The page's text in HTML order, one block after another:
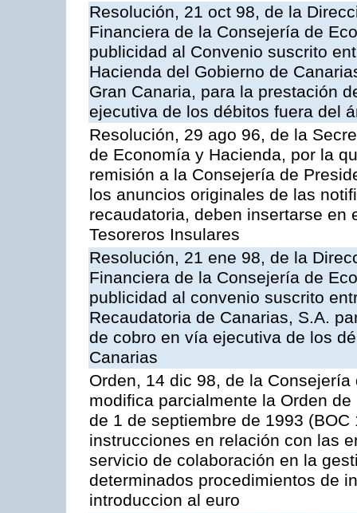
Resolución, 21 oct 98, de la
Financiera de la Consejería de
publicidad al Convenio suscrito
Hacienda del Gobierno de
Gran Canaria, para la prestación
ejecutiva de los débitos fuera del
Resolución, 29 ago 96, de la
de Economía y Hacienda, por la
remisión a la Consejería de
los anuncios originales de las
recaudatoria, deben insertarse en
Tesoreros Insulares
Resolución, 21 ene 98, de la
Financiera de la Consejería de
publicidad al convenio suscrito
Recaudatoria de Canarias, S.A.
de cobro en vía ejecutiva de los
Canarias
Orden, 14 dic 98, de la
modifica parcialmente la Orden
de 1 de septiembre de 1993
instrucciones en relación con las
servicio de colaboración en la
determinados procedimientos de
introduccion al euro